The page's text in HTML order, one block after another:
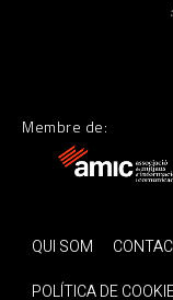
Membre de:
QUI SOM
POLÍTICA DE